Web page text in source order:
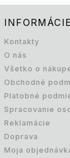
Kontakty
O nás
Všetko o
Obchodné
Platobné
Spracovanie
Reklamácie
Doprava
Moja